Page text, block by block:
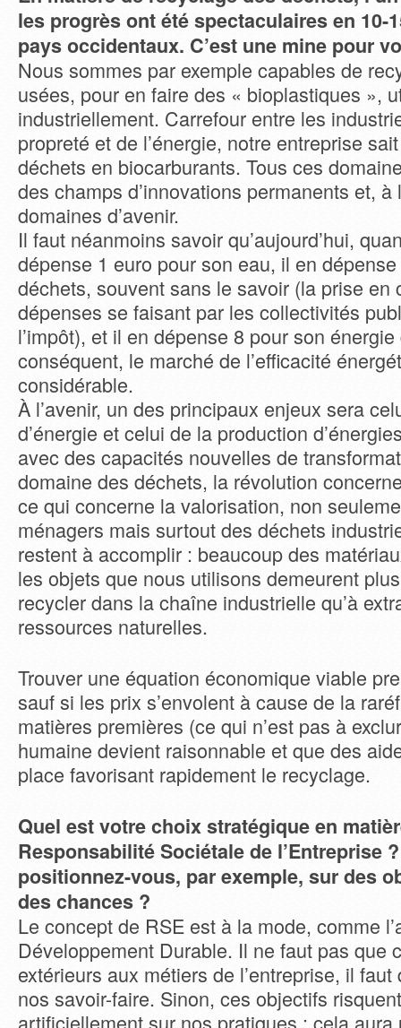
les progrès ont été spectaculaires en 10-
pays occidentaux. C’est une mine pour
Nous sommes par exemple capables de
usées, pour en faire des « bioplastiques »,
industriellement. Carrefour entre les
propreté et de l’énergie, notre entreprise
déchets en biocarburants. Tous ces
des champs d’innovations permanents et, à
domaines d’avenir.
Il faut néanmoins savoir qu’aujourd’hui,
dépense 1 euro pour son eau, il en
déchets, souvent sans le savoir (la prise en
dépenses se faisant par les collectivités
l’impôt), et il en dépense 8 pour son
conséquent, le marché de l’efficacité
considérable.
À l’avenir, un des principaux enjeux sera
d’énergie et celui de la production
avec des capacités nouvelles de
domaine des déchets, la révolution
ce qui concerne la valorisation, non
ménagers mais surtout des déchets
restent à accomplir : beaucoup des
les objets que nous utilisons demeurent
recycler dans la chaîne industrielle qu’à
ressources naturelles.
Trouver une équation économique viable
sauf si les prix s’envolent à cause de la
matières premières (ce qui n’est pas à
humaine devient raisonnable et que des
place favorisant rapidement le recyclage.
Quel est votre choix stratégique en
Responsabilité Sociétale de l’Entreprise
positionnez-vous, par exemple, sur des
des chances ?
Le concept de RSE est à la mode, comme
Développement Durable. Il ne faut pas que
extérieurs aux métiers de l’entreprise, il faut
nos savoir-faire. Sinon, ces objectifs
artificiellement sur nos pratiques : cela aura